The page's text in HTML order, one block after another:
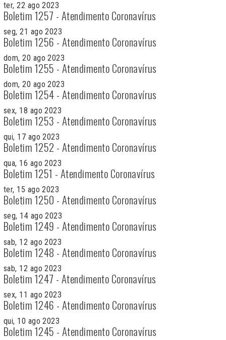
ter, 22 ago 2023
Boletim 1257 - Atendimento Coronavírus
seg, 21 ago 2023
Boletim 1256 - Atendimento Coronavírus
dom, 20 ago 2023
Boletim 1255 - Atendimento Coronavírus
dom, 20 ago 2023
Boletim 1254 - Atendimento Coronavírus
sex, 18 ago 2023
Boletim 1253 - Atendimento Coronavírus
qui, 17 ago 2023
Boletim 1252 - Atendimento Coronavírus
qua, 16 ago 2023
Boletim 1251 - Atendimento Coronavírus
ter, 15 ago 2023
Boletim 1250 - Atendimento Coronavírus
seg, 14 ago 2023
Boletim 1249 - Atendimento Coronavírus
sab, 12 ago 2023
Boletim 1248 - Atendimento Coronavírus
sab, 12 ago 2023
Boletim 1247 - Atendimento Coronavírus
sex, 11 ago 2023
Boletim 1246 - Atendimento Coronavírus
qui, 10 ago 2023
Boletim 1245 - Atendimento Coronavírus